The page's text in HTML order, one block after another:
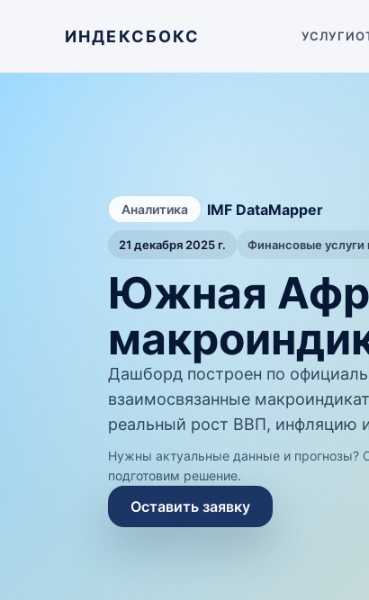
ИНДЕКСБОКС УСЛУГИ
Аналитика /IMF DataMapper
21 декабря 2025 г. Финансовые услуги
Южная
Дашборд построен по
взаимосвязанные
реальный рост ВВП, инфляцию
Нужны актуальные данные и прогнозы?
подготовим решение.
Оставить заявку